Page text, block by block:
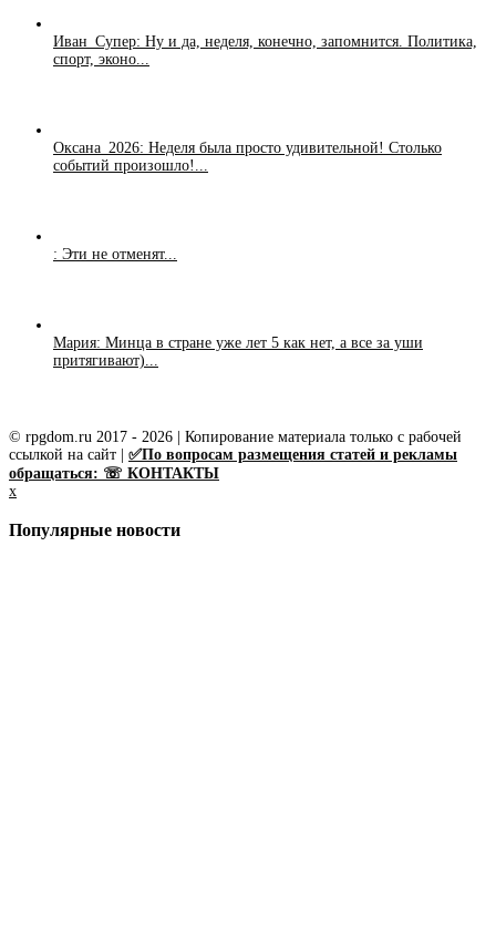
Иван_Супер: Ну и да, неделя, конечно, запомнится. Политика,
спорт, эконо...
Оксана_2026: Неделя была просто удивительной! Столько
событий произошло!...
: Эти не отменят...
Мария: Минца в стране уже лет 5 как нет, а все за уши
притягивают)...
© rpgdom.ru 2017 - 2026 | Копирование материала только с рабочей
ссылкой на сайт | ✅По вопросам размещения статей и рекламы
обращаться: ☏ КОНТАКТЫ
x
Популярные новости